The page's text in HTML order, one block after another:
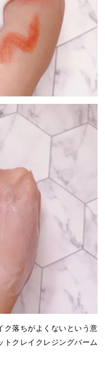
ク落ちがよくないという意
トクレイクレジングバーム